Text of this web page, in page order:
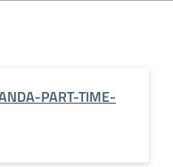
PART-TIME-